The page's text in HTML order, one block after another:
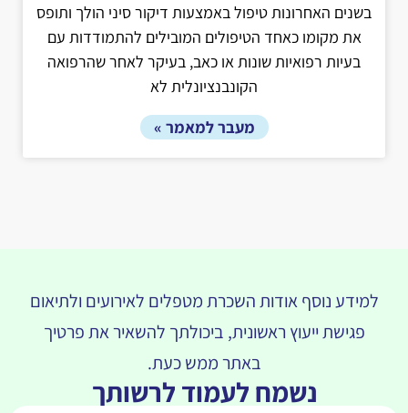
בשנים האחרונות טיפול באמצעות דיקור סיני הולך ותופס
את מקומו כאחד הטיפולים המובילים להתמודדות עם
בעיות רפואיות שונות או כאב, בעיקר לאחר שהרפואה
הקונבנציונלית לא
מעבר למאמר »
למידע נוסף אודות השכרת מטפלים לאירועים ולתיאום
פגישת ייעוץ ראשונית, ביכולתך להשאיר את פרטיך
באתר ממש כעת.
נשמח לעמוד לרשותך